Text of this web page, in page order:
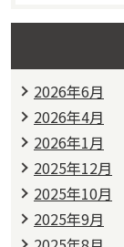
2026年6月
2026年4月
2026年1月
2025年12月
2025年10月
2025年9月